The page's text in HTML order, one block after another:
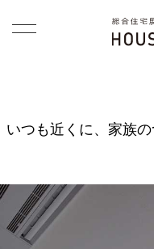
いつも近くに、家族